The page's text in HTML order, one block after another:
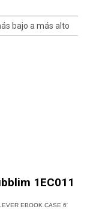
1EC011
EBOOK CASE 6'